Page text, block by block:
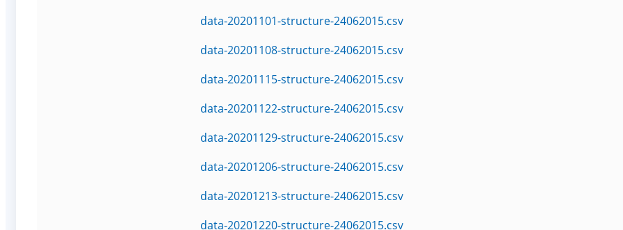
data-20201101-structure-24062015.csv
data-20201108-structure-24062015.csv
data-20201115-structure-24062015.csv
data-20201122-structure-24062015.csv
data-20201129-structure-24062015.csv
data-20201206-structure-24062015.csv
data-20201213-structure-24062015.csv
data-20201220-structure-24062015.csv